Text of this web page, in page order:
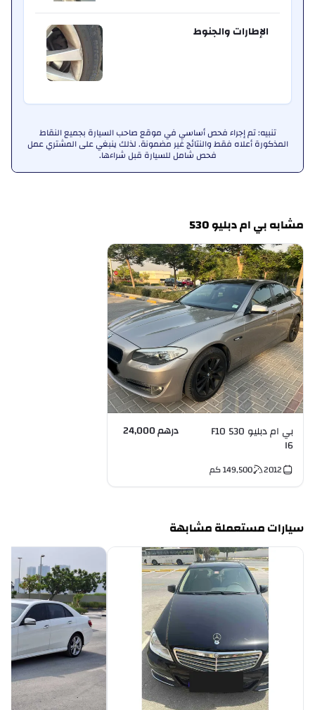
الإطارات والجنوط
تنبيه: تم إجراء فحص أساسي في موقع صاحب السيارة بجميع النقاط
المذكورة أعلاه فقط والنتائج غير مضمونة. لذلك ينبغي على المشتري عمل
فحص شامل للسيارة قبل شراءها.
مشابه بي ام دبليو 530
بي ام دبليو 530 F10
I6
درهم 24,000
2012
149,500 كم
سيارات مستعملة مشابهة